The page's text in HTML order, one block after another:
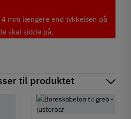
mm længere end tykkelsen på
skal sidde på.
til produktet